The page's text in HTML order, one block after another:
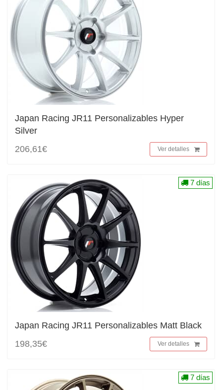
Japan Racing JR11 Personalizables Hyper
Silver
206,61€
Ver detalles
Japan Racing JR11 Personalizables Matt Black
198,35€
Ver detalles
7 días
7 días